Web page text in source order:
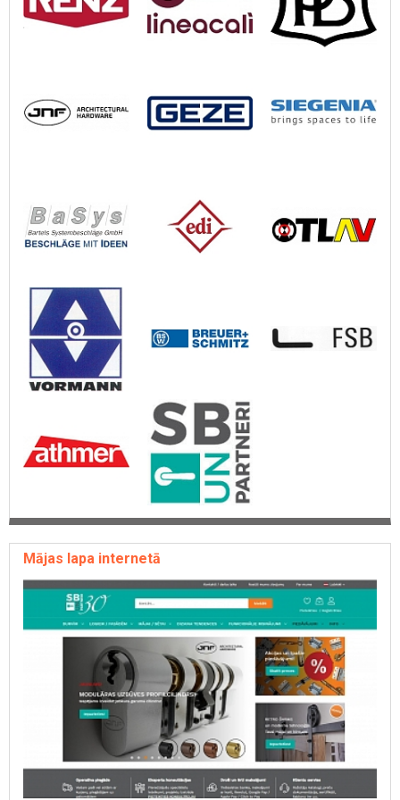
NEMEF, OTLAV, OLDA INNOVATION, OLIVARI, OGRO, DENI,
OGRO+DENI, PAULAT, PAULI + SOHN, P.BISSHOP, POLLMANN,
PRIMO, REHAU, REGUITTI, RENSON, RENZ, ROB, SAG, SCHLEGEL,
SIMONSWERK, SIEGENIA, SIEGENIA-AUBI, SECUKEY, SSF, STORK,
Mājas lapa internetā